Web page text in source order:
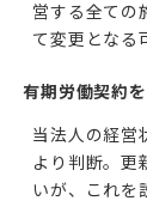
営する全ての
て変更となる
有期労働契約
当法人の経営
より判断。更
いが、これを